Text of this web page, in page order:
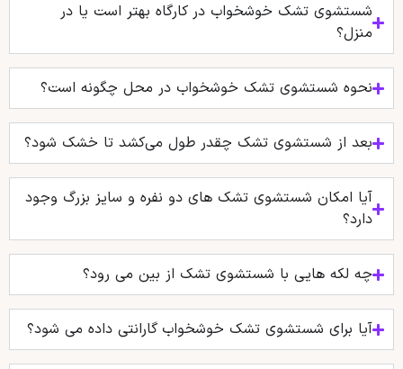
شستشوی تشک خوشخواب در کارگاه بهتر است یا در
منزل؟
نحوه شستشوی تشک خوشخواب در محل چگونه است؟
بعد از شستشوی تشک چقدر طول می‌کشد تا خشک شود؟
آیا امکان شستشوی تشک‌ های دو نفره و سایز بزرگ وجود
دارد؟
چه لکه هایی با شستشوی تشک از بین می رود؟
آیا برای شستشوی تشک خوشخواب گارانتی داده می‌ شود؟